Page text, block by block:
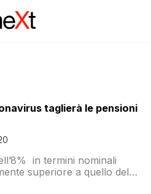
taglierà le pensioni
in termini nominali
superiore a quello del